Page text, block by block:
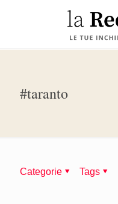
#taranto
Categorie Tags